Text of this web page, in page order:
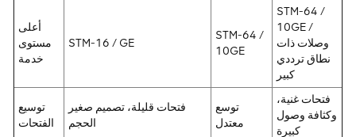
أعلى
مستوى
خدمة
STM-16 / GE
STM-64 /
10GE
STM-64 /
10GE /
وصلات ذات
نطاق ترددي
كبير
توسيع
الفتحات
فتحات قليلة، تصميم صغير
الحجم
توسع
معتدل
فتحات غنية،
وكثافة وصول
كبيرة